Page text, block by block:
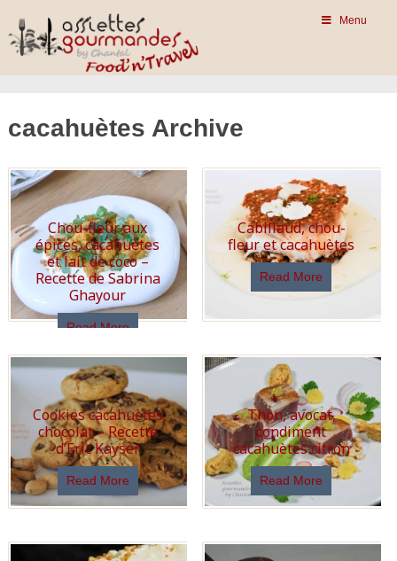
Menu
cacahuètes Archive
Chou-fleur aux
épices, cacahuètes
et lait de coco –
Recette de Sabrina
Ghayour
Read More
Cabillaud, chou-
fleur et cacahuètes
Read More
Cookies cacahuètes
chocolat – Recette
d’Eric Kayser
Read More
Thon, avocat,
condiment
cacahuètes citron
Read More